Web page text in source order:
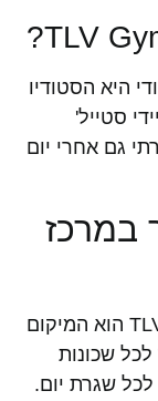
היא הסטודיו
סטייל'
גם אחרי יום
במרכז
אחד היתרונות הגדולים של TLV Gym Club הוא המיקום
שכונות
שגרת יום.